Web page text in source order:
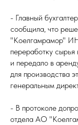
- Главный
сообщила, что
"Коелгамрамор"
переработку
и передало в
для производства
генеральным
- В протоколе
отдела АО